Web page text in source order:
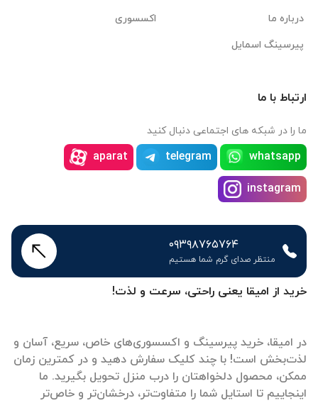
خرید از امیقا یعنی راحتی، سرعت و لذت!
در امیقا، خرید پیرسینگ و اکسسوری‌های خاص، سریع، آسان و
لذت‌بخش است! با چند کلیک سفارش دهید و در کمترین زمان
ممکن، محصول دلخواهتان را درب منزل تحویل بگیرید. ما
اینجاییم تا استایل شما را متفاوت‌تر، درخشان‌تر و خاص‌تر
درباره ما
پیرسینگ اسمایل
اکسسوری
ارتباط با ما
ما را در شبکه های اجتماعی دنبال کنید
whatsapp
telegram
aparat
instagram
۰۹۳۹۸۷۶۵۷۶۴
منتظر صدای گرم شما هستیم